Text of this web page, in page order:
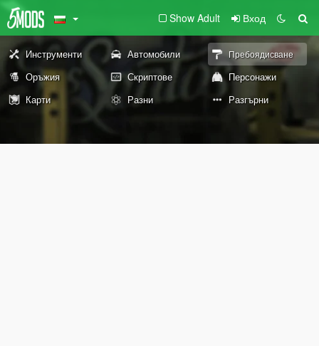
Show Adult Вход
Инструменти Автомобили Пребоядисване
Оръжия Скриптове
Персонажи
Карти
Разни Разгърни